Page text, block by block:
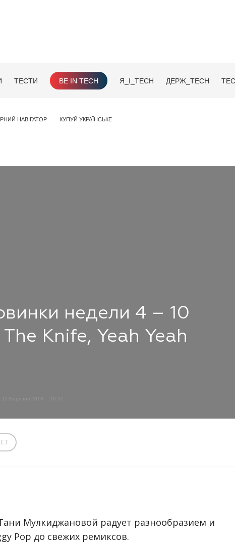
ТЕСТИ BE IN TECH Я_І_TECH ДЕРЖ_TECH
НАВІГАТОР КУПУЙ УКРАЇНСЬКЕ
недели 4 – 10
Knife, Yeah Yeah
11 Березня 2013 16:57
Мулкиджановой радует разнообразием и
Pop до свежих ремиксов.